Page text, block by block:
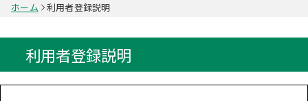
ホーム 利用者登録説明
利用者登録説明